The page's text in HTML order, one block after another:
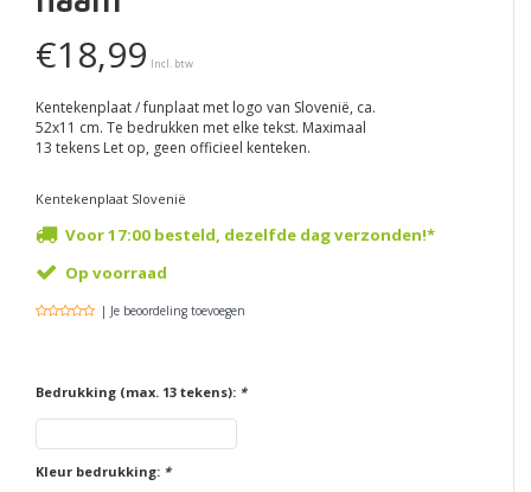
€18,99 Incl. btw
Kentekenplaat / funplaat met logo van Slovenië, ca.
52x11 cm. Te bedrukken met elke tekst. Maximaal
13 tekens Let op, geen officieel kenteken.
Kentekenplaat Slovenië
Voor 17:00 besteld, dezelfde dag verzonden!*
Op voorraad
| Je beoordeling toevoegen
Bedrukking (max. 13 tekens): *
Kleur bedrukking: *